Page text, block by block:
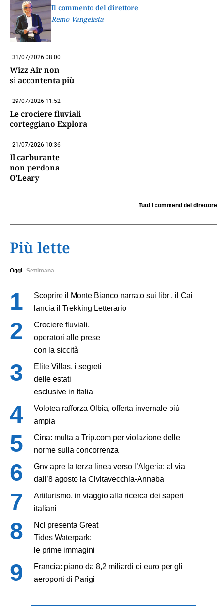
Il commento del direttore
Remo Vangelista
31/07/2026 08:00
Wizz Air non
si accontenta più
29/07/2026 11:52
Le crociere fluviali
corteggiano Explora
21/07/2026 10:36
Il carburante
non perdona
O’Leary
Tutti i commenti del direttore
Più lette
Oggi Settimana
Scoprire il Monte Bianco narrato sui libri, il Cai
lancia il Trekking Letterario
Crociere fluviali,
operatori alle prese
con la siccità
Elite Villas, i segreti
delle estati
esclusive in Italia
Volotea rafforza Olbia, offerta invernale più
ampia
Cina: multa a Trip.com per violazione delle
norme sulla concorrenza
Gnv apre la terza linea verso l’Algeria: al via
dall’8 agosto la Civitavecchia-Annaba
Artiturismo, in viaggio alla ricerca dei saperi
italiani
Ncl presenta Great
Tides Waterpark:
le prime immagini
Francia: piano da 8,2 miliardi di euro per gli
aeroporti di Parigi